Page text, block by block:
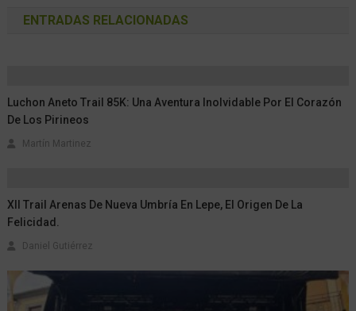
ENTRADAS RELACIONADAS
Luchon Aneto Trail 85K: Una Aventura Inolvidable Por El Corazón
De Los Pirineos
Martín Martinez
XII Trail Arenas De Nueva Umbría En Lepe, El Origen De La
Felicidad.
Daniel Gutiérrez